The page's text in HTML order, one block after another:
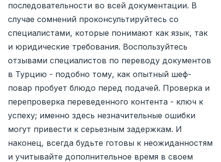
последовательности во всей документации. В
случае сомнений проконсультируйтесь со
специалистами, которые понимают как язык, так
и юридические требования. Воспользуйтесь
отзывами специалистов по переводу документов
в Турцию - подобно тому, как опытный шеф-
повар пробует блюдо перед подачей. Проверка и
перепроверка переведенного контента - ключ к
успеху; именно здесь незначительные ошибки
могут привести к серьезным задержкам. И
наконец, всегда будьте готовы к неожиданностям
и учитывайте дополнительное время в своем